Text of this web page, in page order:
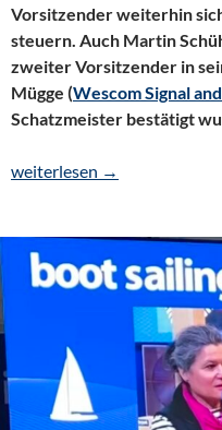
Vorsitzender weiterhin
steuern. Auch Martin
zweiter Vorsitzender in
Mügge (Wescom Signal
Schatzmeister bestätigt
Mitglieder setzen auf
weiterlesen →